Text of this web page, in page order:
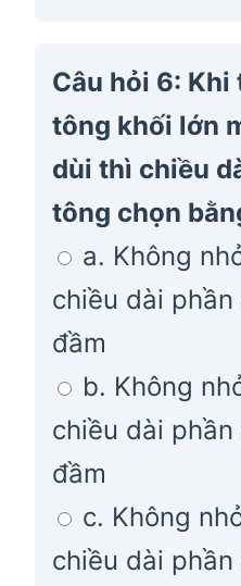
Câu hỏi 6:
tông khối lớn
dùi thì chiều
tông chọn
a. Không
chiều dài
đầm
b. Không
chiều dài
đầm
c. Không
chiều dài